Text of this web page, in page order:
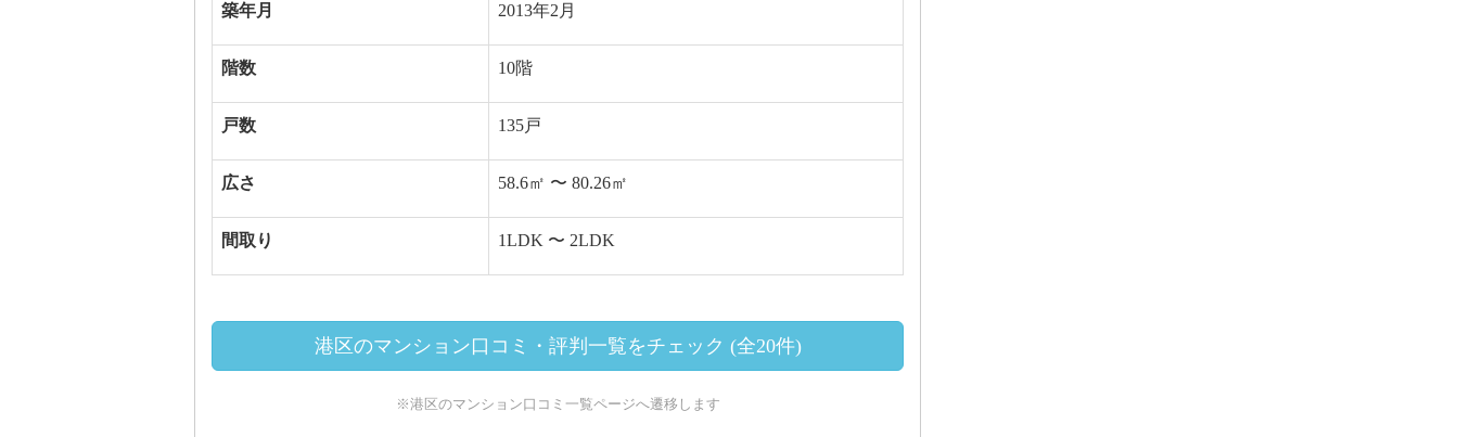
築年月 2013年2月
階数 10階
戸数 135戸
広さ 58.6㎡ 〜 80.26㎡
間取り 1LDK 〜 2LDK
港区のマンション口コミ・評判一覧をチェック (全20件)
※港区のマンション口コミ一覧ページへ遷移します